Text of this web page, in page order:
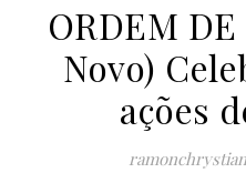
ORDEM
Novo)
ações
ramonchrystian